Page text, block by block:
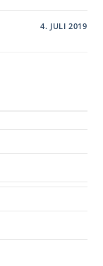
4. JULI 2019